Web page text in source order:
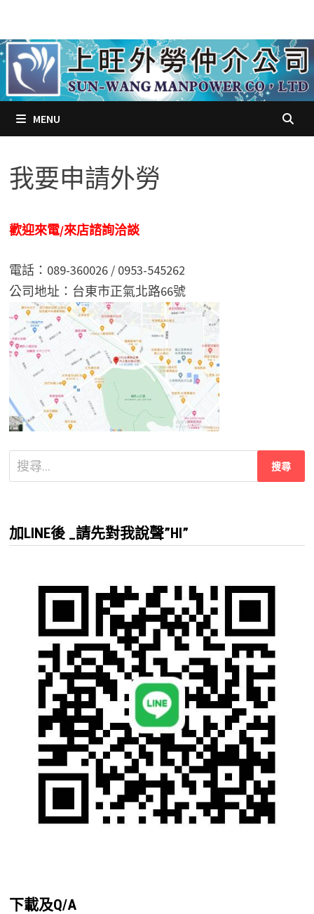
content
MENU
我要申請外勞
歡迎來電/來店諮詢洽談
電話：089-360026 / 0953-545262
公司地址：台東市正氣北路66號
搜
尋
字:
加LINE後 _請先對我說聲”HI”
下載及Q/A